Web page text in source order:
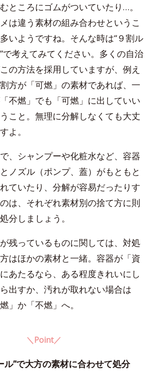
ところにゴムがついていたり…。
は違う素材の組み合わせというこ
いようですね。そんな時は“９割ル
で考えてみてください。多くの自治
の方法を採用していますが、例え
方が「可燃」の素材であれば、一
不燃」でも「可燃」に出していい
こと。無理に分解しなくても大丈
よ。
、シャンプーや化粧水など、容器
ノズル（ポンプ、蓋）がもともと
ていたり、分解が容易だったりす
は、それぞれ素材別の捨て方に則
分しましょう。
残っているものに関しては、対処
はほかの素材と一緒。容器が「資
あたるなら、ある程度きれいにし
出すか、汚れが取れない場合は
燃」か「不燃」へ。
＼Point／
ル”で大方の素材に合わせて処分